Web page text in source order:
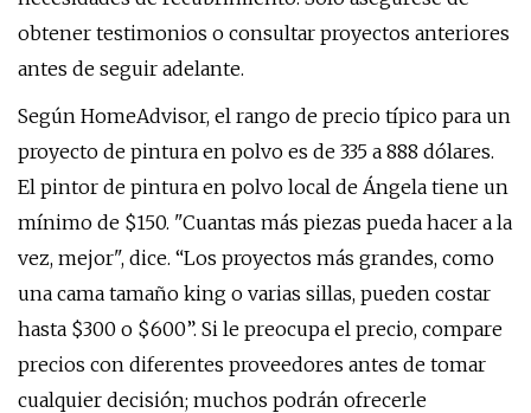
obtener testimonios o consultar proyectos anteriores
antes de seguir adelante.
Según HomeAdvisor, el rango de precio típico para un
proyecto de pintura en polvo es de 335 a 888 dólares.
El pintor de pintura en polvo local de Ángela tiene un
mínimo de $150. "Cuantas más piezas pueda hacer a la
vez, mejor", dice. “Los proyectos más grandes, como
una cama tamaño king o varias sillas, pueden costar
hasta $300 o $600”. Si le preocupa el precio, compare
precios con diferentes proveedores antes de tomar
cualquier decisión; muchos podrán ofrecerle